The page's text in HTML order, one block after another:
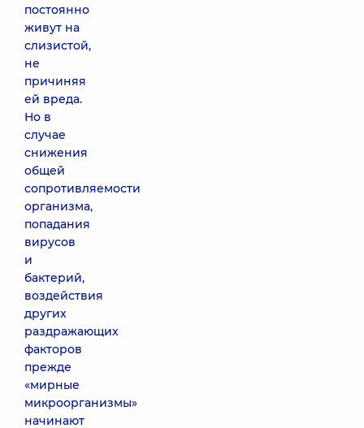
постоянно
живут на
слизистой,
не
причиняя
ей вреда.
Но в
случае
снижения
общей
сопротивляемости
организма,
попадания
вирусов
и
бактерий,
воздействия
других
раздражающих
факторов
прежде
«мирные
микроорганизмы»
начинают